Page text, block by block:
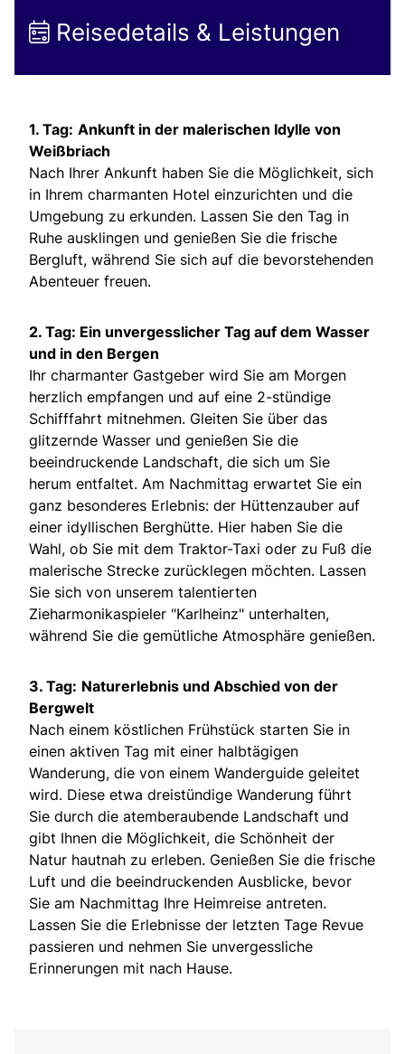
Reisedetails & Leistungen
1. Tag: Ankunft in der malerischen Idylle von
Weißbriach
Nach Ihrer Ankunft haben Sie die Möglichkeit, sich
in Ihrem charmanten Hotel einzurichten und die
Umgebung zu erkunden. Lassen Sie den Tag in
Ruhe ausklingen und genießen Sie die frische
Bergluft, während Sie sich auf die bevorstehenden
Abenteuer freuen.
2. Tag: Ein unvergesslicher Tag auf dem Wasser
und in den Bergen
Ihr charmanter Gastgeber wird Sie am Morgen
herzlich empfangen und auf eine 2-stündige
Schifffahrt mitnehmen. Gleiten Sie über das
glitzernde Wasser und genießen Sie die
beeindruckende Landschaft, die sich um Sie
herum entfaltet. Am Nachmittag erwartet Sie ein
ganz besonderes Erlebnis: der Hüttenzauber auf
einer idyllischen Berghütte. Hier haben Sie die
Wahl, ob Sie mit dem Traktor-Taxi oder zu Fuß die
malerische Strecke zurücklegen möchten. Lassen
Sie sich von unserem talentierten
Zieharmonikaspieler "Karlheinz" unterhalten,
während Sie die gemütliche Atmosphäre genießen.
3. Tag: Naturerlebnis und Abschied von der
Bergwelt
Nach einem köstlichen Frühstück starten Sie in
einen aktiven Tag mit einer halbtägigen
Wanderung, die von einem Wanderguide geleitet
wird. Diese etwa dreistündige Wanderung führt
Sie durch die atemberaubende Landschaft und
gibt Ihnen die Möglichkeit, die Schönheit der
Natur hautnah zu erleben. Genießen Sie die frische
Luft und die beeindruckenden Ausblicke, bevor
Sie am Nachmittag Ihre Heimreise antreten.
Lassen Sie die Erlebnisse der letzten Tage Revue
passieren und nehmen Sie unvergessliche
Erinnerungen mit nach Hause.